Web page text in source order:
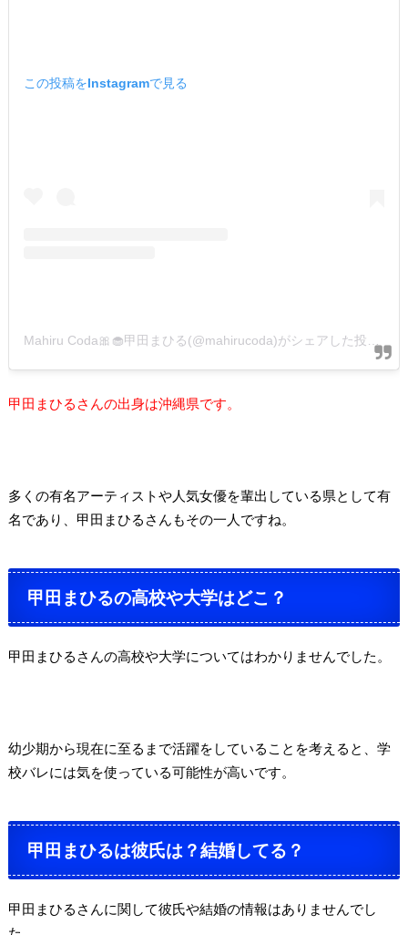
この投稿をInstagramで見る
甲田まひるさんの出身は沖縄県です。
多くの有名アーティストや人気女優を輩出している県として有
名であり、甲田まひるさんもその一人ですね。
甲田まひるの高校や大学はどこ？
甲田まひるさんの高校や大学についてはわかりませんでした。
幼少期から現在に至るまで活躍をしていることを考えると、学
校バレには気を使っている可能性が高いです。
甲田まひるは彼氏は？結婚してる？
甲田まひるさんに関して彼氏や結婚の情報はありませんでし